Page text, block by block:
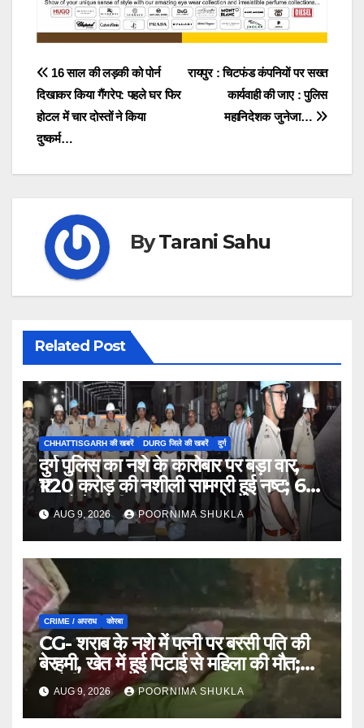
Post
navigation
रायपुर : चिटफंड कंपनियों पर सख्त
कार्यवाही की जाए : पुलिस
महानिदेशक जुनेजा…
16 साल की लड़की को पोर्न
दिखाकर किया गैंगरेप: पहले घर फिर
होटल में चार दोस्तों ने किया
दुष्कर्म…
ByTarani Sahu
Related Post
CHHATTISGARH की खबरें DURG जिले की खबरें दुर्ग
दुर्ग पुलिस का नशे के कारोबार पर बड़ा वार,
₹1.20 करोड़ की नशीली सामग्री हुई नष्ट; 66
मामलों में जब्ती…
AUG 9, 2026 POORNIMA SHUKLA
CRIME / अपराध कोरबा
CG- शराब के नशे में पत्नी पर बरसी पति की
बेरहमी, खेत में हुई पिटाई से महिला की मौत;
आरोपी फरार…
AUG 9, 2026 POORNIMA SHUKLA